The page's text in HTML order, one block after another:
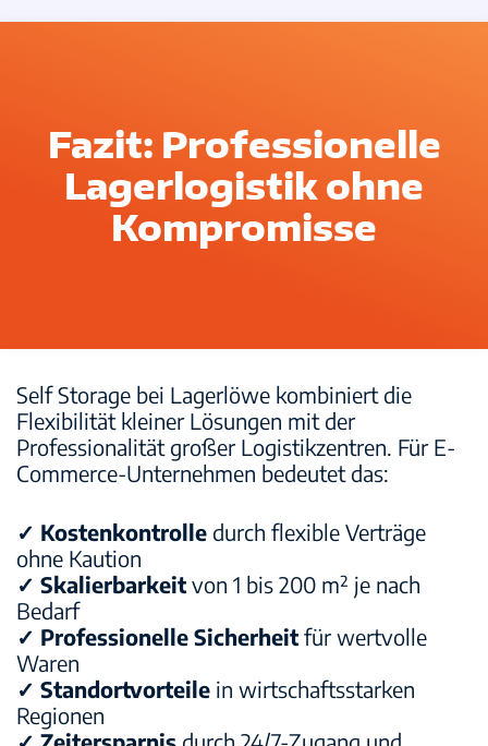
Fazit: Professionelle
Lagerlogistik ohne
Kompromisse
Self Storage bei Lagerlöwe kombiniert die
Flexibilität kleiner Lösungen mit der
Professionalität großer Logistikzentren. Für E-
Commerce-Unternehmen bedeutet das:
✓ Kostenkontrolle durch flexible Verträge
ohne Kaution
✓ Skalierbarkeit von 1 bis 200 m² je nach
Bedarf
✓ Professionelle Sicherheit für wertvolle
Waren
✓ Standortvorteile in wirtschaftsstarken
Regionen